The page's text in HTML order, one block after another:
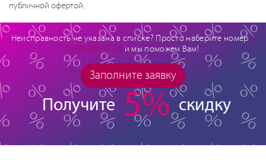
публичной офертой.
Неисправность не указана в списке? Просто наберите номер 8
(495) 580-97-76 и мы поможем Вам!
Заполните заявку
Получите 5% скидку